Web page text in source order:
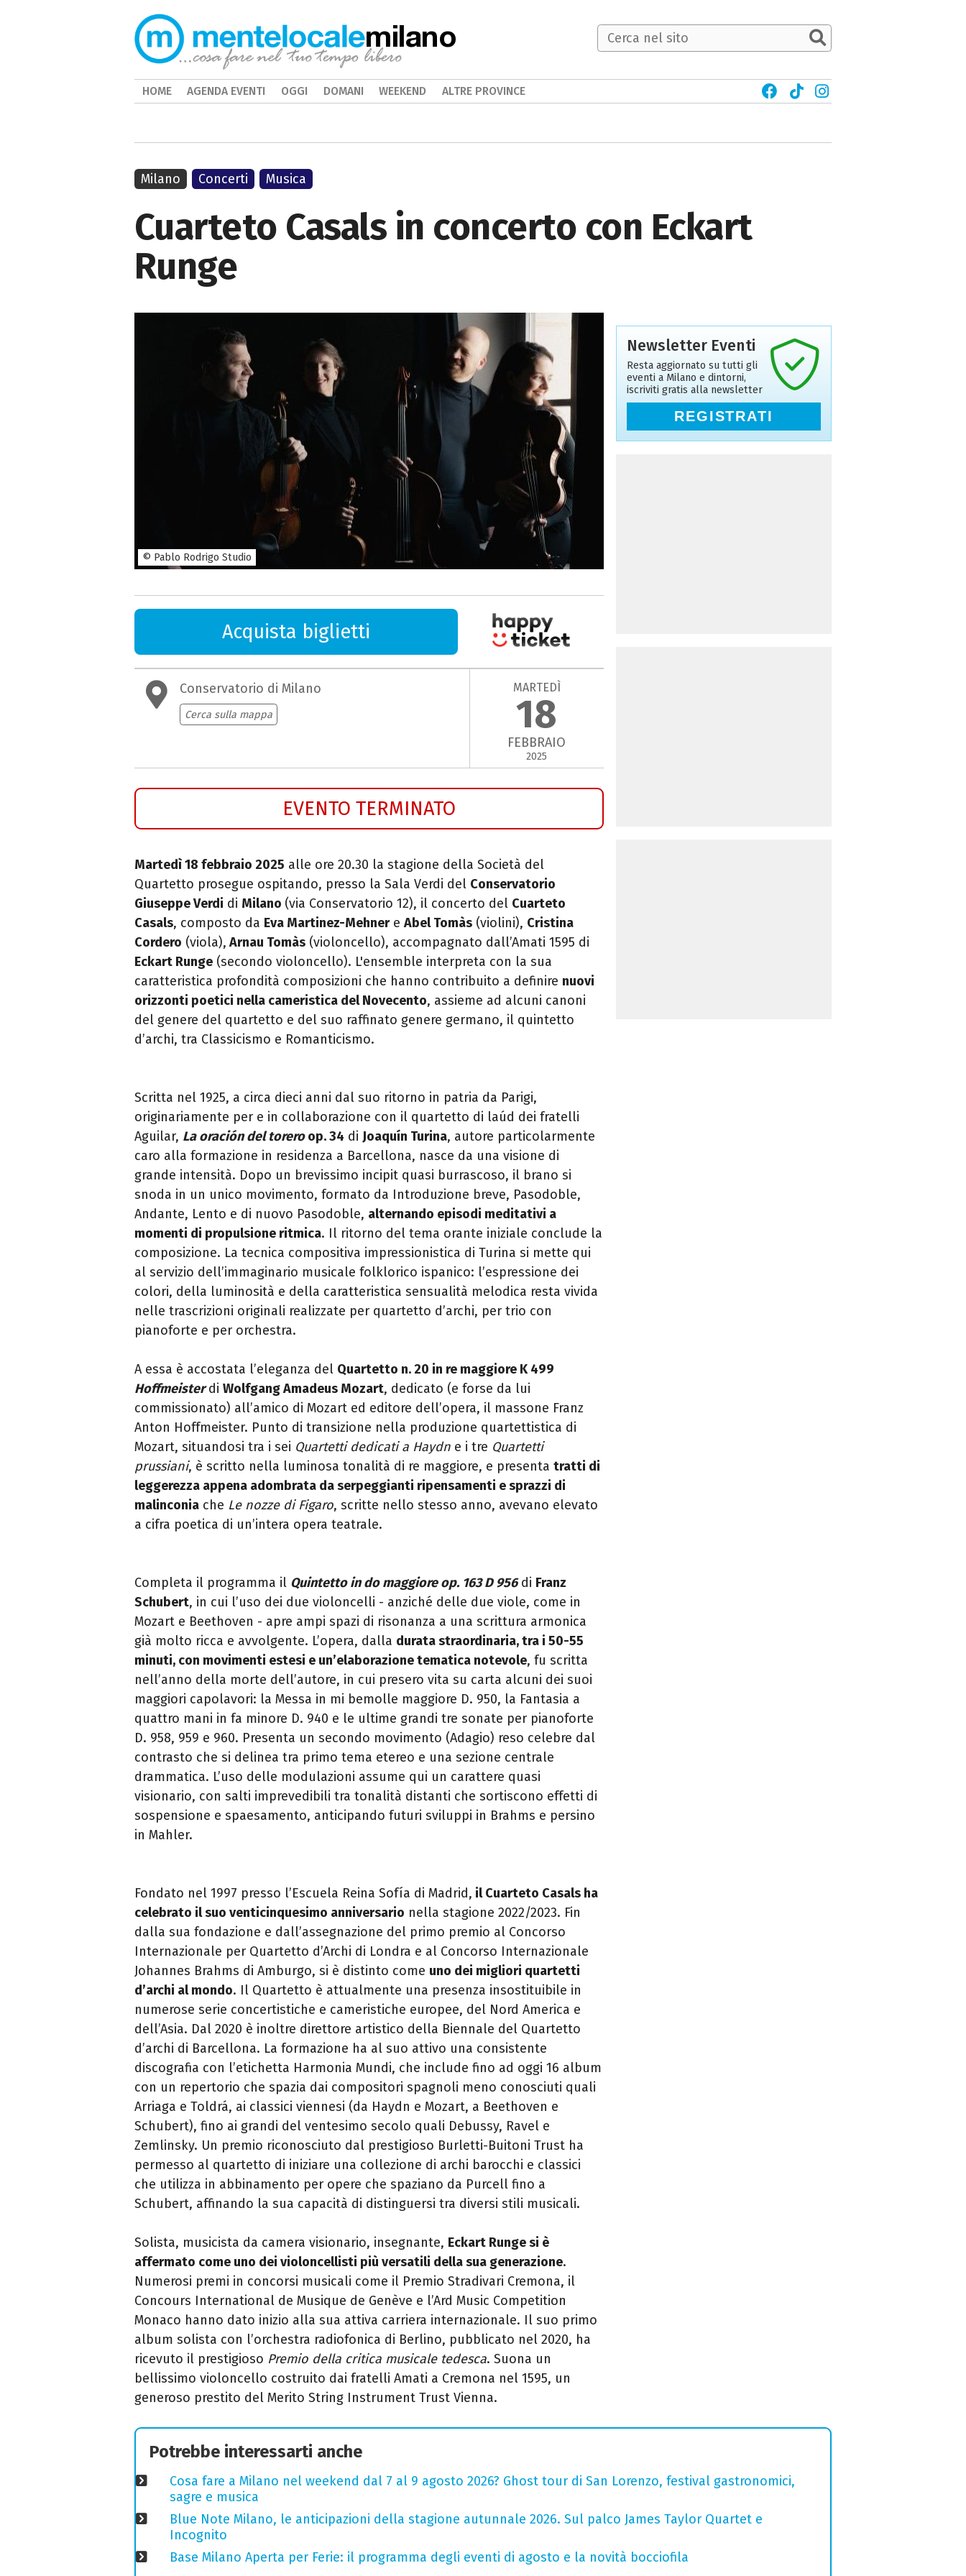
Cuarteto Casals in concerto con Eckart
Runge
© Pablo Rodrigo Studio
Acquista biglietti
Conservatorio di Milano
Cerca sulla mappa
MARTEDÌ
18
FEBBRAIO
2025
EVENTO TERMINATO
Martedì 18 febbraio 2025 alle ore 20.30 la stagione della Società del
Quartetto prosegue ospitando, presso la Sala Verdi del Conservatorio
Giuseppe Verdi di Milano (via Conservatorio 12), il concerto del Cuarteto
Casals, composto da Eva Martinez-Mehnere Abel Tomàs (violini), Cristina
Cordero (viola), Arnau Tomàs (violoncello), accompagnato dall’Amati 1595 di
Eckart Runge (secondo violoncello). L'ensemble interpreta con la sua
caratteristica profondità composizioni che hanno contribuito a definire nuovi
orizzonti poetici nella cameristica del Novecento, assieme ad alcuni canoni
del genere del quartetto e del suo raffinato genere germano, il quintetto
d’archi, tra Classicismo e Romanticismo.
Scritta nel 1925, a circa dieci anni dal suo ritorno in patria da Parigi,
originariamente per e in collaborazione con il quartetto di laúd dei fratelli
Aguilar, La oración del toreroop. 34 di Joaquín Turina, autore particolarmente
caro alla formazione in residenza a Barcellona, nasce da una visione di
grande intensità. Dopo un brevissimo incipit quasi burrascoso, il brano si
snoda in un unico movimento, formato da Introduzione breve, Pasodoble,
Andante, Lento e di nuovo Pasodoble, alternando episodi meditativi a
momenti di propulsione ritmica. Il ritorno del tema orante iniziale conclude la
composizione. La tecnica compositiva impressionistica di Turina si mette qui
al servizio dell’immaginario musicale folklorico ispanico: l’espressione dei
colori, della luminosità e della caratteristica sensualità melodica resta vivida
nelle trascrizioni originali realizzate per quartetto d’archi, per trio con
pianoforte e per orchestra.
A essa è accostata l’eleganza del Quartetto n. 20 in re maggiore K 499
Hoffmeisterdi Wolfgang Amadeus Mozart, dedicato (e forse da lui
commissionato) all’amico di Mozart ed editore dell’opera, il massone Franz
Anton Hoffmeister. Punto di transizione nella produzione quartettistica di
Mozart, situandosi tra i sei Quartetti dedicati a Haydn e i tre Quartetti
prussiani, è scritto nella luminosa tonalità di re maggiore, e presenta tratti di
leggerezza appena adombrata da serpeggianti ripensamenti e sprazzi di
malinconia che Le nozze di Figaro, scritte nello stesso anno, avevano elevato
a cifra poetica di un’intera opera teatrale.
Completa il programma il Quintetto in do maggiore op. 163 D 956di Franz
Schubert, in cui l’uso dei due violoncelli - anziché delle due viole, come in
Mozart e Beethoven - apre ampi spazi di risonanza a una scrittura armonica
già molto ricca e avvolgente. L’opera, dalla durata straordinaria, tra i 50-55
minuti, con movimenti estesi e un’elaborazione tematica notevole, fu scritta
nell’anno della morte dell’autore, in cui presero vita su carta alcuni dei suoi
maggiori capolavori: la Messa in mi bemolle maggiore D. 950, la Fantasia a
quattro mani in fa minore D. 940 e le ultime grandi tre sonate per pianoforte
D. 958, 959 e 960. Presenta un secondo movimento (Adagio) reso celebre dal
contrasto che si delinea tra primo tema etereo e una sezione centrale
drammatica. L’uso delle modulazioni assume qui un carattere quasi
visionario, con salti imprevedibili tra tonalità distanti che sortiscono effetti di
sospensione e spaesamento, anticipando futuri sviluppi in Brahms e persino
in Mahler.
Fondato nel 1997 presso l’Escuela Reina Sofía di Madrid, il Cuarteto Casals ha
celebrato il suo venticinquesimo anniversario nella stagione 2022/2023. Fin
dalla sua fondazione e dall’assegnazione del primo premio al Concorso
Internazionale per Quartetto d’Archi di Londra e al Concorso Internazionale
Johannes Brahms di Amburgo, si è distinto come uno dei migliori quartetti
d’archi al mondo. Il Quartetto è attualmente una presenza insostituibile in
numerose serie concertistiche e cameristiche europee, del Nord America e
dell’Asia. Dal 2020 è inoltre direttore artistico della Biennale del Quartetto
d’archi di Barcellona. La formazione ha al suo attivo una consistente
discografia con l’etichetta Harmonia Mundi, che include fino ad oggi 16 album
con un repertorio che spazia dai compositori spagnoli meno conosciuti quali
Arriaga e Toldrá, ai classici viennesi (da Haydn e Mozart, a Beethoven e
Schubert), fino ai grandi del ventesimo secolo quali Debussy, Ravel e
Zemlinsky. Un premio riconosciuto dal prestigioso Burletti-Buitoni Trust ha
permesso al quartetto di iniziare una collezione di archi barocchi e classici
che utilizza in abbinamento per opere che spaziano da Purcell fino a
Schubert, affinando la sua capacità di distinguersi tra diversi stili musicali.
Solista, musicista da camera visionario, insegnante, Eckart Runge si è
affermato come uno dei violoncellisti più versatili della sua generazione.
Numerosi premi in concorsi musicali come il Premio Stradivari Cremona, il
Concours International de Musique de Genève e l’Ard Music Competition
Monaco hanno dato inizio alla sua attiva carriera internazionale. Il suo primo
album solista con l’orchestra radiofonica di Berlino, pubblicato nel 2020, ha
ricevuto il prestigioso Premio della critica musicale tedesca. Suona un
bellissimo violoncello costruito dai fratelli Amati a Cremona nel 1595, un
generoso prestito del Merito String Instrument Trust Vienna.
Milano Concerti Musica
Newsletter Eventi
Resta aggiornato su tutti gli
eventi a Milano e dintorni,
iscriviti gratis alla newsletter
REGISTRATI
Potrebbe interessarti anche
Cosa fare a Milano nel weekend dal 7 al 9 agosto 2026? Ghost tour di San Lorenzo, festival gastronomici,
sagre e musica
Blue Note Milano, le anticipazioni della stagione autunnale 2026. Sul palco James Taylor Quartet e
Incognito
Base Milano Aperta per Ferie: il programma degli eventi di agosto e la novità bocciofila
milano
HOME AGENDA EVENTI OGGI DOMANI WEEKEND ALTRE PROVINCE